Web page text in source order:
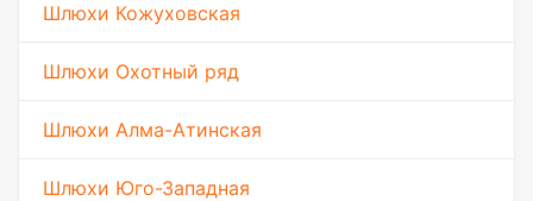
Шлюхи Кожуховская
Шлюхи Охотный ряд
Шлюхи Алма-Атинская
Шлюхи Юго-Западная